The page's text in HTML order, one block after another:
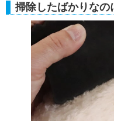
掃除したばかりな